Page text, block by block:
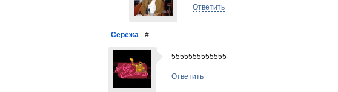
Ответить
Сережа #
5555555555555
Ответить